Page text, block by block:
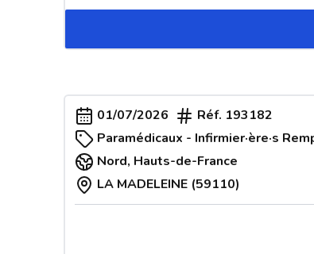
01/07/2026 Réf. 193182
Paramédicaux - Infirmier·ère·s
Nord, Hauts-de-France
LA MADELEINE (59110)